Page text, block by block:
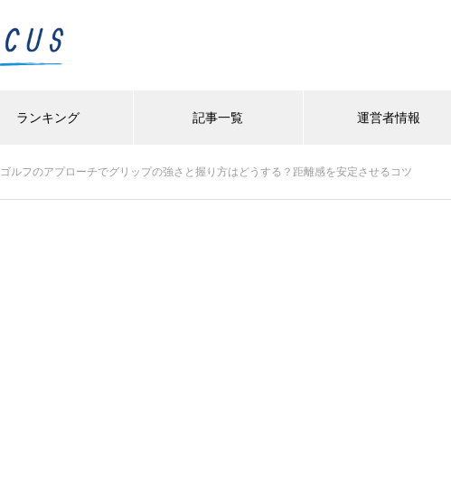
ランキング 記事一覧 運営者情報
ゴルフのアプローチでグリップの強さと握り方はどうする？距離感を安定させるコツ